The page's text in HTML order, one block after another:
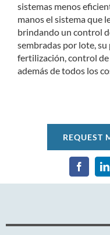
sistemas menos
manos el sistema que
brindando un control
sembradas por lote,
fertilización, control de
además de todos los
REQUEST